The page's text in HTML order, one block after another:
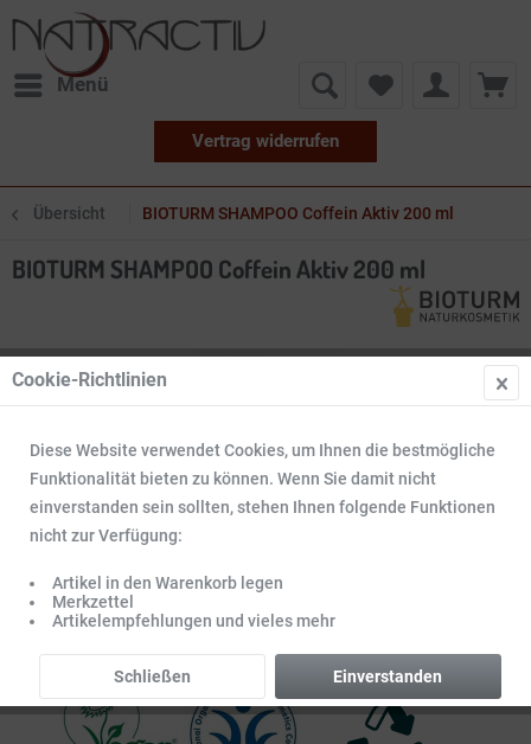
Menü
Vertrag widerrufen
Übersicht BIOTURM SHAMPOO Coffein Aktiv 200 ml
BIOTURM SHAMPOO Coffein Aktiv 200 ml
Cookie-Richtlinien
Diese Website verwendet Cookies, um Ihnen die bestmögliche
Funktionalität bieten zu können. Wenn Sie damit nicht
einverstanden sein sollten, stehen Ihnen folgende Funktionen
nicht zur Verfügung:
Artikel in den Warenkorb legen
Merkzettel
Artikelempfehlungen und vieles mehr
Einverstanden
Schließen